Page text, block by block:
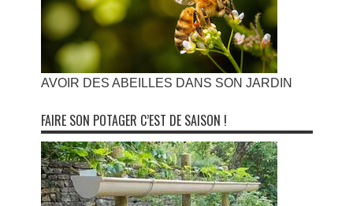
AVOIR DES ABEILLES DANS SON JARDIN
FAIRE SON POTAGER C’EST DE SAISON !